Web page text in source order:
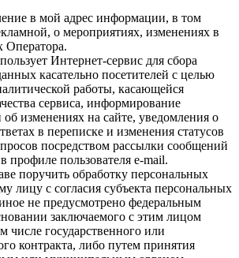
в мой адрес информации, в том
о мероприятиях, изменениях в
Оператора.
Интернет-сервис для сбора
касательно посетителей с целью
работы, касающейся
сервиса, информирование
об изменениях на сайте, уведомления о
в переписке и изменения статусов
посредством рассылки сообщений
профиле пользователя e-mail.
поручить обработку персональных
лицу с согласия субъекта персональных
не предусмотрено федеральным
заключаемого с этим лицом
числе государственного или
контракта, либо путем принятия